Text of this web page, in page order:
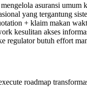
mengelola asuransi umum
yang tergantung
+ klaim makan
kesulitan akses
regulator butuh effort
roadmap